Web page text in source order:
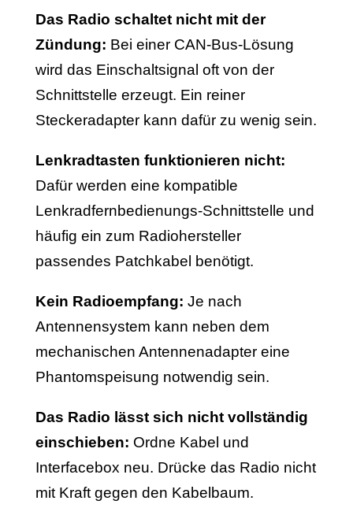
Das Radio schaltet nicht mit der
Zündung: Bei einer CAN-Bus-Lösung
wird das Einschaltsignal oft von der
Schnittstelle erzeugt. Ein reiner
Steckeradapter kann dafür zu wenig sein.
Lenkradtasten funktionieren nicht:
Dafür werden eine kompatible
Lenkradfernbedienungs-Schnittstelle und
häufig ein zum Radiohersteller
passendes Patchkabel benötigt.
Kein Radioempfang: Je nach
Antennensystem kann neben dem
mechanischen Antennenadapter eine
Phantomspeisung notwendig sein.
Das Radio lässt sich nicht vollständig
einschieben: Ordne Kabel und
Interfacebox neu. Drücke das Radio nicht
mit Kraft gegen den Kabelbaum.